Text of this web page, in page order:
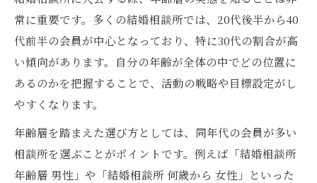
常に重要です。多くの結婚相談所では、20代後半から40
代前半の会員が中心となっており、特に30代の割合が高
い傾向があります。自分の年齢が全体の中でどの位置に
あるのかを把握することで、活動の戦略や目標設定がし
やすくなります。
年齢層を踏まえた選び方としては、同年代の会員が多い
相談所を選ぶことがポイントです。例えば「結婚相談所
年齢層 男性」や「結婚相談所 何歳から 女性」といった